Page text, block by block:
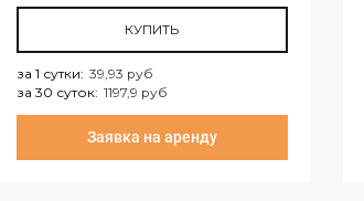
КУПИТЬ
за 1 сутки: 39,93 руб
за 30 суток: 1197,9 руб
за 30 суток: 1197,9 руб
Заявка на аренду